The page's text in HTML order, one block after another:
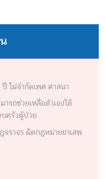
ไม่จำกัดเพศ ศาสนา
รถช่วยเหลือตัวเองได้
บครัวผู้ป่วย
ราจร ผิดกฎหมายยาเสพ